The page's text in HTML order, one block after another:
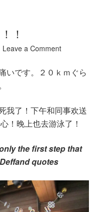
！
Leave a Comment
いです。２０ｋｍぐら
我了！下午和同事欢送
！晚上也去游泳了！
the first step that
quotes